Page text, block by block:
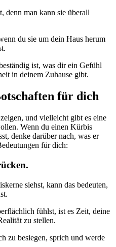
denn man kann sie überall
du sie um dein Haus herum
ist, was dir ein Gefühl
in deinem Zuhause gibt.
für dich
und vielleicht gibt es eine
Wenn du einen Kürbis
denke darüber nach, was er
für dich:
siehst, kann das bedeuten,
fühlst, ist es Zeit, deine
zu stellen.
zu besiegen, sprich und werde